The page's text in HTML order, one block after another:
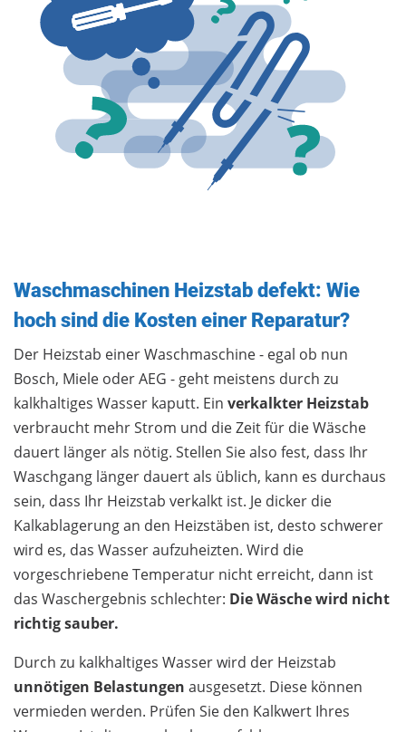
Waschmaschinen Heizstab defekt: Wie
hoch sind die Kosten einer Reparatur?
Der Heizstab einer Waschmaschine - egal ob nun
Bosch, Miele oder AEG - geht meistens durch zu
kalkhaltiges Wasser kaputt. Ein verkalkter Heizstab
verbraucht mehr Strom und die Zeit für die Wäsche
dauert länger als nötig. Stellen Sie also fest, dass Ihr
Waschgang länger dauert als üblich, kann es durchaus
sein, dass Ihr Heizstab verkalkt ist. Je dicker die
Kalkablagerung an den Heizstäben ist, desto schwerer
wird es, das Wasser aufzuheizten. Wird die
vorgeschriebene Temperatur nicht erreicht, dann ist
das Waschergebnis schlechter: Die Wäsche wird nicht
richtig sauber.
Durch zu kalkhaltiges Wasser wird der Heizstab
unnötigen Belastungen ausgesetzt. Diese können
vermieden werden. Prüfen Sie den Kalkwert Ihres